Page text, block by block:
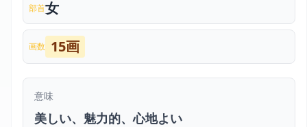
部首女
画数 15画
意味
美しい、魅力的、心地よい